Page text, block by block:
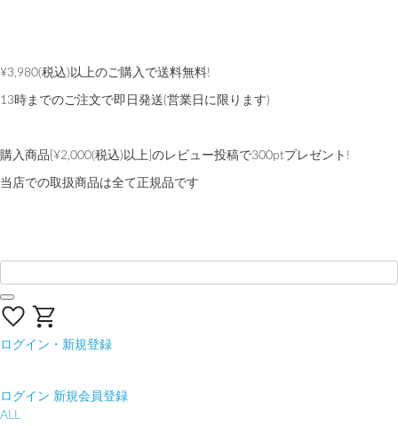
¥3,980(税込)以上のご購入で送料無料!
13時までのご注文で即日発送(営業日に限ります)
購入商品[¥2,000(税込)以上]のレビュー投稿で300ptプレゼント!
当店での取扱商品は全て正規品です
ログイン・新規登録
ログイン 新規会員登録
ALL